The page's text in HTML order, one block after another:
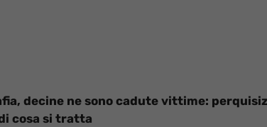
decine ne sono cadute vittime:
cosa si tratta